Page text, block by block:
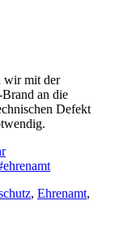
wir mit der
an die
Defekt
, Ehrenamt,